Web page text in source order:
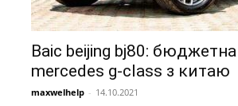
Baic beijing bj80: бюджетна
mercedes g-class з китаю
maxwelhelp - 14.10.2021